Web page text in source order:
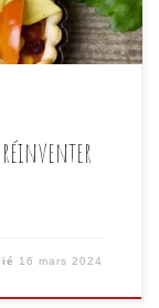
réinventer
16 mars 2024